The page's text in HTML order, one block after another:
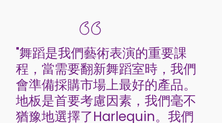
"舞蹈是我們藝術表演的重要課
程，當需要翻新舞蹈室時，我們
會準備採購市場上最好的產品。
地板是首要考慮因素，我們毫不
猶豫地選擇了Harlequin。我們